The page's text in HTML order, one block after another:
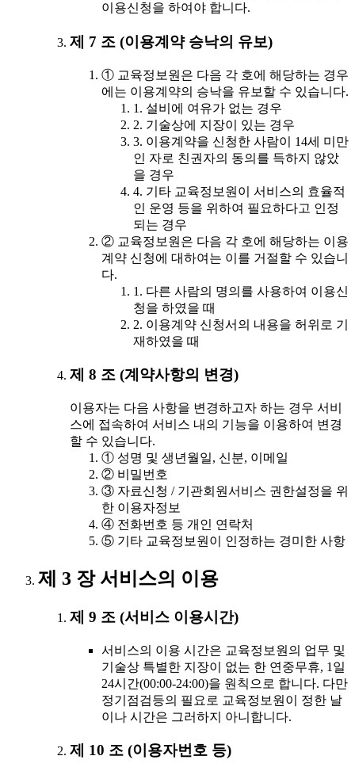
이용신청을 하여야 합니다.
제 7 조 (이용계약 승낙의 유보)
① 교육정보원은 다음 각 호에 해당하는 경우
에는 이용계약의 승낙을 유보할 수 있습니다.
1. 설비에 여유가 없는 경우
2. 기술상에 지장이 있는 경우
3. 이용계약을 신청한 사람이 14세 미만
인 자로 친권자의 동의를 득하지 않았
을 경우
4. 기타 교육정보원이 서비스의 효율적
인 운영 등을 위하여 필요하다고 인정
되는 경우
② 교육정보원은 다음 각 호에 해당하는 이용
계약 신청에 대하여는 이를 거절할 수 있습니
다.
1. 다른 사람의 명의를 사용하여 이용신
청을 하였을 때
2. 이용계약 신청서의 내용을 허위로 기
재하였을 때
제 8 조 (계약사항의 변경)
이용자는 다음 사항을 변경하고자 하는 경우 서비
스에 접속하여 서비스 내의 기능을 이용하여 변경
할 수 있습니다.
① 성명 및 생년월일, 신분, 이메일
② 비밀번호
③ 자료신청 / 기관회원서비스 권한설정을 위
한 이용자정보
④ 전화번호 등 개인 연락처
⑤ 기타 교육정보원이 인정하는 경미한 사항
제 3 장 서비스의 이용
제 9 조 (서비스 이용시간)
서비스의 이용 시간은 교육정보원의 업무 및
기술상 특별한 지장이 없는 한 연중무휴, 1일
24시간(00:00-24:00)을 원칙으로 합니다. 다만
정기점검등의 필요로 교육정보원이 정한 날
이나 시간은 그러하지 아니합니다.
제 10 조 (이용자번호 등)